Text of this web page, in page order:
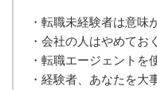
・転職未経験者は意味
・会社の人はやめてお
・転職エージェントを
・経験者、あなたを大